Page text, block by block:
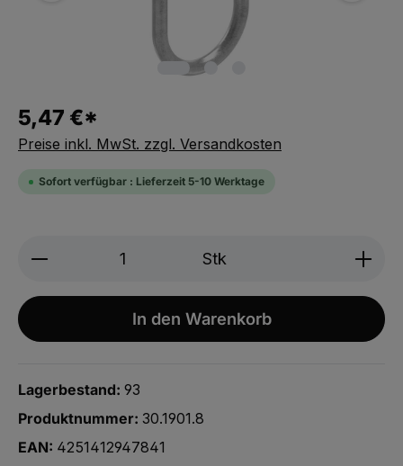
5,47 €*
Preise inkl. MwSt. zzgl. Versandkosten
Sofort verfügbar : Lieferzeit 5-10 Werktage
Produkt Anzahl: Gib den
Stk
In den Warenkorb
Lagerbestand: 93
Produktnummer: 30.1901.8
EAN: 4251412947841